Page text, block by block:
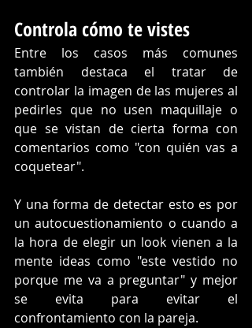
Controla cómo te vistes
Entre los casos más comunes
también destaca el tratar de
controlar la imagen de las mujeres al
pedirles que no usen maquillaje o
que se vistan de cierta forma con
comentarios como "con quién vas a
coquetear".
Y una forma de detectar esto es por
un autocuestionamiento o cuando a
la hora de elegir un look vienen a la
mente ideas como "este vestido no
porque me va a preguntar" y mejor
se evita para evitar el
confrontamiento con la pareja.